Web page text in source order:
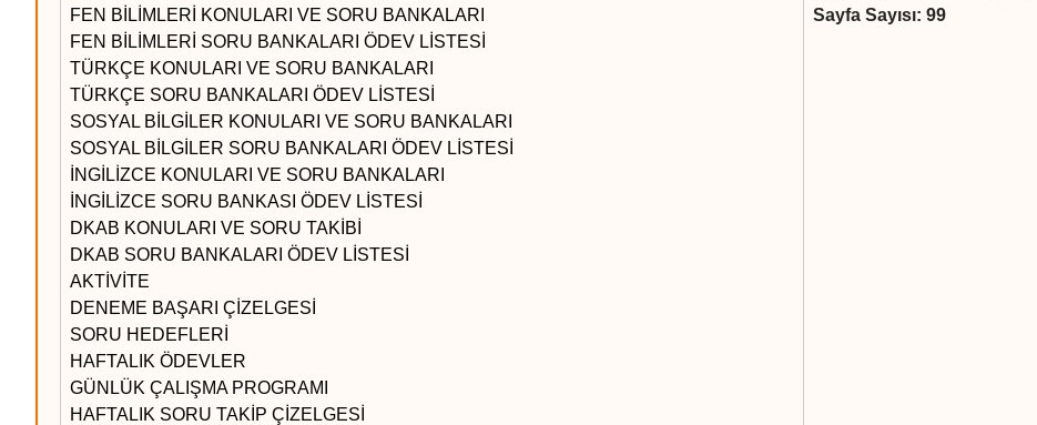
FEN BİLİMLERİ KONULARI VE SORU BANKALARI
FEN BİLİMLERİ SORU BANKALARI ÖDEV LİSTESİ
TÜRKÇE KONULARI VE SORU BANKALARI
TÜRKÇE SORU BANKALARI ÖDEV LİSTESİ
SOSYAL BİLGİLER KONULARI VE SORU BANKALARI
SOSYAL BİLGİLER SORU BANKALARI ÖDEV LİSTESİ
İNGİLİZCE KONULARI VE SORU BANKALARI
İNGİLİZCE SORU BANKASI ÖDEV LİSTESİ
DKAB KONULARI VE SORU TAKİBİ
DKAB SORU BANKALARI ÖDEV LİSTESİ
AKTİVİTE
DENEME BAŞARI ÇİZELGESİ
SORU HEDEFLERİ
HAFTALIK ÖDEVLER
GÜNLÜK ÇALIŞMA PROGRAMI
HAFTALIK SORU TAKİP ÇİZELGESİ
Sayfa Sayısı: 99